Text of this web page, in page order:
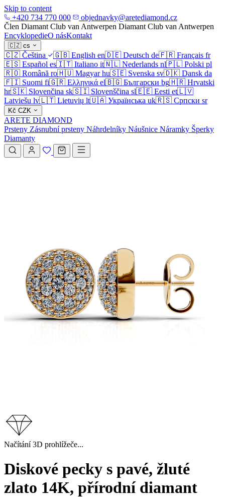
Skip to content
+420 734 770 000
objednavky@aretediamond.cz
Člen Diamant Club van Antwerpen Diamant Club van Antwerpen
EncyklopedieO násKontakt
🇨🇿 cs
🇨🇿 Čeština 🇬🇧 English en🇩🇪 Deutsch de🇫🇷 Français fr
🇪🇸 Español es🇮🇹 Italiano it🇳🇱 Nederlands nl🇵🇱 Polski pl
🇷🇴 Română ro🇭🇺 Magyar hu🇸🇪 Svenska sv🇩🇰 Dansk da
🇫🇮 Suomi fi🇬🇷 Ελληνικά el🇧🇬 Български bg🇭🇷 Hrvatski
hr🇸🇰 Slovenčina sk🇸🇮 Slovenščina sl🇪🇪 Eesti et🇱🇻
Latviešu lv🇱🇹 Lietuvių lt🇺🇦 Українська uk🇷🇸 Српски sr
Kč CZK
ARETE DIAMOND
Prsteny Zásnubní prsteny Náhrdelníky Náušnice Náramky Šperky
Diamanty
Načítání 3D prohlížeče...
Diskové pecky s pavé, žluté
zlato 14K, přírodní diamant